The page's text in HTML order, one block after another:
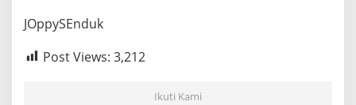
JOppySEnduk
Post Views: 3,212
Ikuti Kami